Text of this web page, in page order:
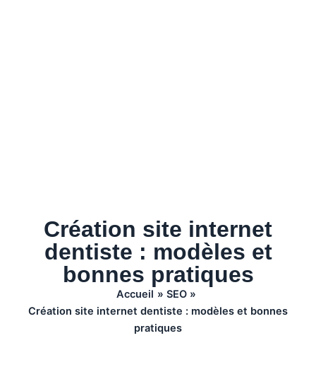
Création site internet
dentiste : modèles et
bonnes pratiques
Accueil
SEO
Création site internet dentiste : modèles et bonnes
pratiques